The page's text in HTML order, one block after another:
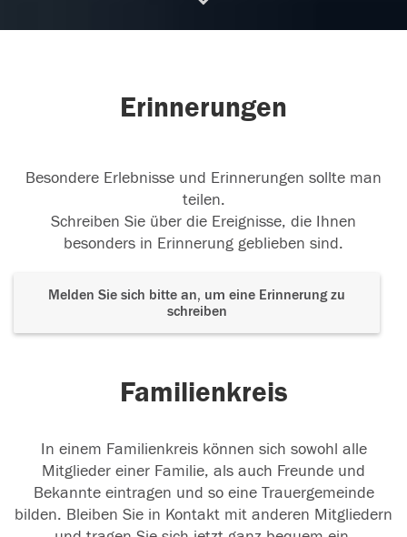
07.06.2018
06.06.2018
Erinnerungen
Besondere Erlebnisse und Erinnerungen sollte man
teilen.
Schreiben Sie über die Ereignisse, die Ihnen
besonders in Erinnerung geblieben sind.
Melden Sie sich bitte an, um eine Erinnerung zu
schreiben
Familienkreis
In einem Familienkreis können sich sowohl alle
Mitglieder einer Familie, als auch Freunde und
Bekannte eintragen und so eine Trauergemeinde
bilden. Bleiben Sie in Kontakt mit anderen Mitgliedern